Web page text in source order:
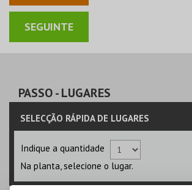
PASSO- LUGARES
SELECÇÃO RÁPIDA DE LUGARES
Indique a quantidade
Na planta, selecione o lugar.